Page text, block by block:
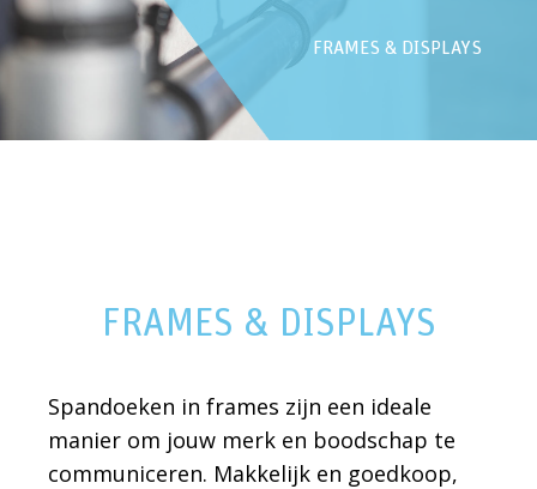
FRAMES & DISPLAYS
FRAMES & DISPLAYS
Spandoeken in frames zijn een ideale
manier om jouw merk en boodschap te
communiceren. Makkelijk en goedkoop,